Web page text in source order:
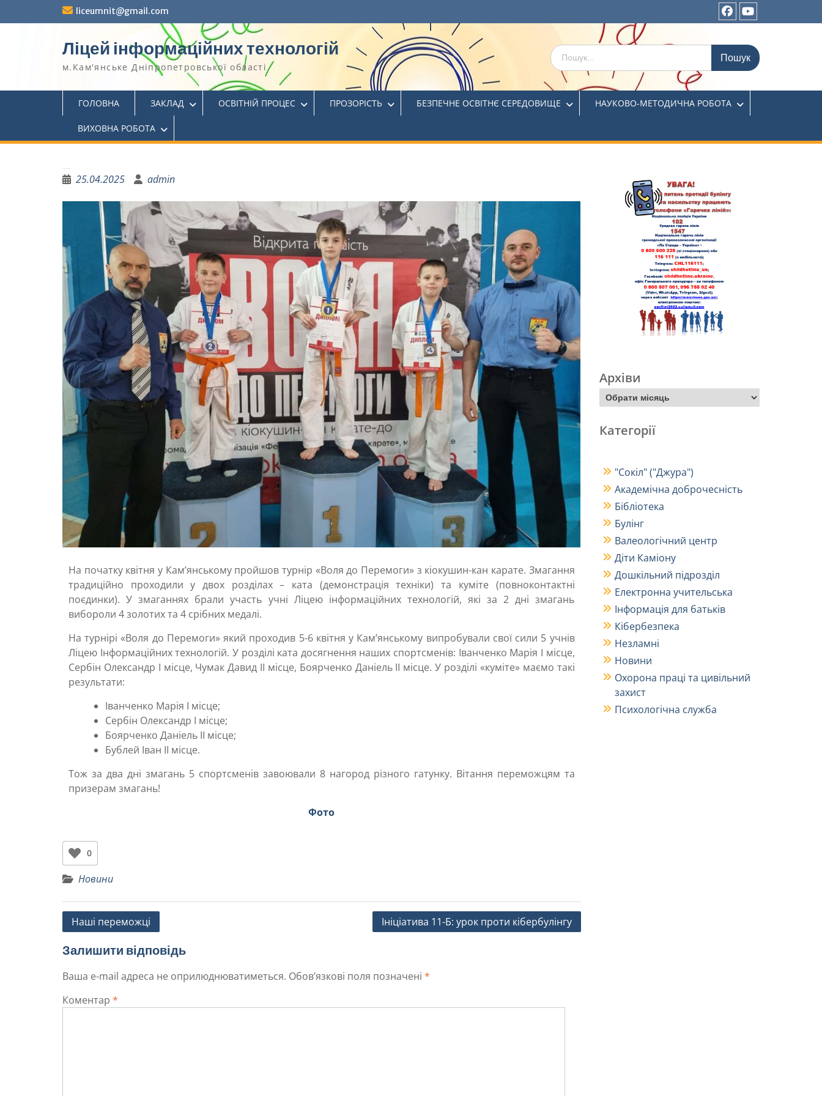
liceumnit@gmail.com
Ліцей інформаційних технологій
м.Кам'янське Дніпропетровської області
ГОЛОВНА ЗАКЛАД ОСВІТНІЙ ПРОЦЕС ПРОЗОРІСТЬ БЕЗПЕЧНЕ ОСВІТНЄ СЕРЕДОВИЩЕ НАУКОВО-МЕТОДИЧНА РОБОТА
ВИХОВНА РОБОТА
25.04.2025 admin
На початку квітня у Кам’янському пройшов турнір «Воля до Перемоги» з кіокушин-кан карате. Змагання
традиційно проходили у двох розділах – ката (демонстрація техніки) та куміте (повноконтактні
поєдинки). У змаганнях брали участь учні Ліцею інформаційних технологій, які за 2 дні змагань
вибороли 4 золотих та 4 срібних медалі.
На турнірі «Воля до Перемоги» який проходив 5-6 квітня у Кам’янському випробували свої сили 5 учнів
Ліцею Інформаційних технологій. У розділі ката досягнення наших спортсменів: Іванченко Марія І місце,
Сербін Олександр І місце, Чумак Давид ІІ місце, Боярченко Даніель ІІ місце. У розділі «куміте» маємо такі
результати:
Іванченко Марія І місце;
Сербін Олександр І місце;
Боярченко Даніель ІІ місце;
Бублей Іван ІІ місце.
Тож за два дні змагань 5 спортсменів завоювали 8 нагород різного гатунку. Вітання переможцям та
призерам змагань!
Фото
0
Новини
Наші переможці Ініціатива 11-Б: урок проти кібербулінгу
Залишити відповідь
Ваша e-mail адреса не оприлюднюватиметься. Обов’язкові поля позначені *
Коментар *
Архіви
Категорії
"Сокіл" ("Джура")
Академічна доброчесність
Бібліотека
Булінг
Валеологічний центр
Діти Каміону
Дошкільний підрозділ
Електронна учительська
Інформація для батьків
Кібербезпека
Незламні
Новини
Охорона праці та цивільний
захист
Психологічна служба